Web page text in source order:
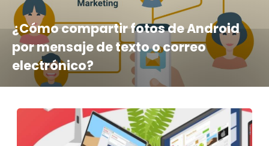
¿Cómo compartir fotos de Android
por mensaje de texto o correo
electrónico?